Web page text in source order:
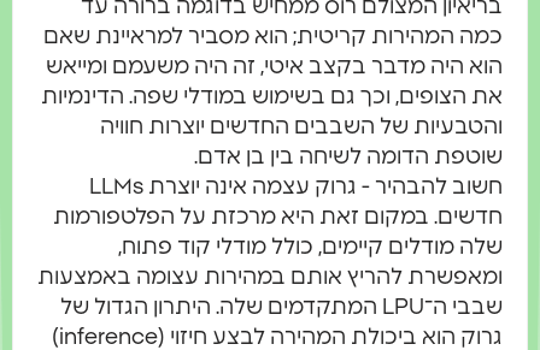
בריאיון המצולם רוס ממחיש בדוגמה ברורה עד
כמה המהירות קריטית; הוא מסביר למראיינת שאם
הוא היה מדבר בקצב איטי, זה היה משעמם ומייאש
את הצופים, וכך גם בשימוש במודלי שפה. הדינמיות
והטבעיות של השבבים החדשים יוצרות חוויה
שוטפת הדומה לשיחה בין בן אדם.
חשוב להבהיר - גרוק עצמה אינה יוצרת LLMs
חדשים. במקום זאת היא מרכזת על הפלטפורמות
שלה מודלים קיימים, כולל מודלי קוד פתוח,
ומאפשרת להריץ אותם במהירות עצומה באמצעות
שבבי ה־LPU המתקדמים שלה. היתרון הגדול של
גרוק הוא ביכולת המהירה לבצע חיזוי (inference)